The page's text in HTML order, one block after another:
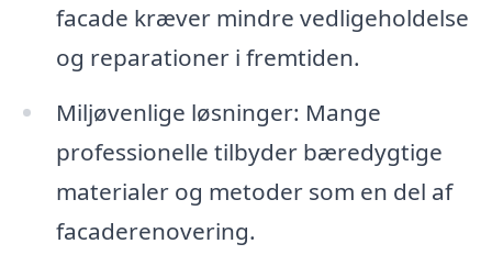
facade kræver mindre vedligeholdelse
og reparationer i fremtiden.
Miljøvenlige løsninger: Mange
professionelle tilbyder bæredygtige
materialer og metoder som en del af
facaderenovering.